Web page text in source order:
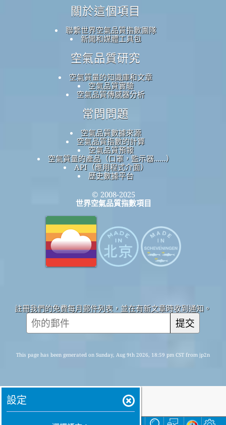
關於這個項目
聯繫世界空氣品質指數團隊
新聞和媒體工具包
空氣品質研究
空氣質量的知識庫和文章
空氣品質實驗
空氣品質傳感器分析
常問問題
空氣品質數據來源
空氣品質指數的計算
空氣品質預報
空氣質量的產品（口罩，監示器......）
API（應用程式介面）
歷史數據平台
© 2008-2025
世界空氣品質指數項目
註冊我們的免費每月郵件列表，並在有新文章時收到通知。
提交
This page has been generated on Sunday, Aug 9th 2026, 18:59 pm CST from jp2n
設定